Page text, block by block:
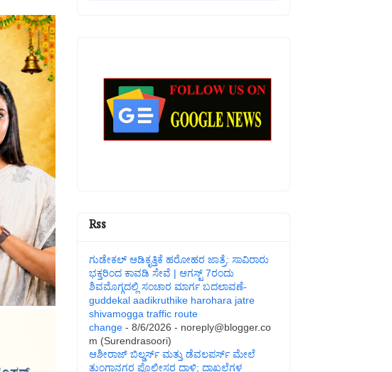
Rss
ಗುಡೇಕಲ್ ಆಡಿಕೃತ್ತಿಕೆ ಹರೋಹರ ಜಾತ್ರೆ: ಸಾವಿರಾರು
ಭಕ್ತರಿಂದ ಕಾವಡಿ ಸೇವೆ | ಆಗಸ್ಟ್ 7ರಂದು
ಶಿವಮೊಗ್ಗದಲ್ಲಿ ಸಂಚಾರ ಮಾರ್ಗ ಬದಲಾವಣೆ-
guddekal aadikruthike harohara jatre
shivamogga traffic route
change - 8/6/2026 - noreply@blogger.co
m (Surendrasoori)
ಆಶೀರಾಜ್ ಬಿಲ್ಡರ್ಸ್ ಮತ್ತು ಡೆವಲಪರ್ಸ್ ಮೇಲೆ
ತುಂಗಾನಗರ ಪೊಲೀಸರ ದಾಳಿ; ದಾಖಲೆಗಳ